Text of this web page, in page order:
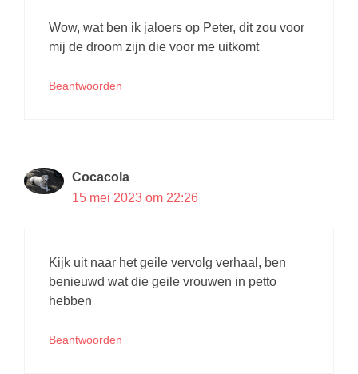
Wow, wat ben ik jaloers op Peter, dit zou voor
mij de droom zijn die voor me uitkomt
Beantwoorden
Cocacola
15 mei 2023 om 22:26
Kijk uit naar het geile vervolg verhaal, ben
benieuwd wat die geile vrouwen in petto
hebben
Beantwoorden